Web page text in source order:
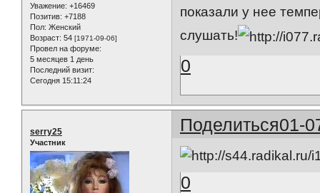
Уважение: +16469
Позитив: +7188
Пол: Женский
Возраст: 54 [1971-09-06]
Провел на форуме:
5 месяцев 1 день
Последний визит:
Сегодня 15:11:24
показали у нее
слушать!
0
Поделиться01-
serry25
Участник
0